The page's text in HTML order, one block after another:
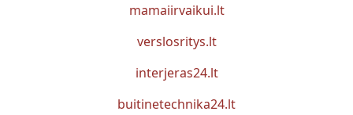
mamaiirvaikui.lt
verslosritys.lt
interjeras24.lt
buitinetechnika24.lt